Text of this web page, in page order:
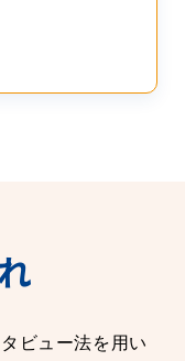
ビュー法を用い